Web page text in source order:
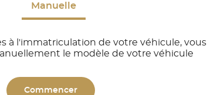
Manuelle
à l'immatriculation de votre véhicule, vous
le modèle de votre véhicule
Commencer